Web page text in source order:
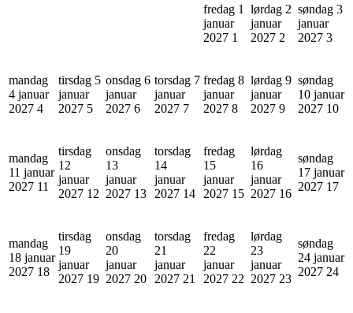
fredag 1
januar
2027 1
lørdag 2
januar
2027 2
søndag 3
januar
2027 3
mandag
4 januar
2027 4
tirsdag 5
januar
2027 5
onsdag 6
januar
2027 6
torsdag 7
januar
2027 7
fredag 8
januar
2027 8
lørdag 9
januar
2027 9
søndag
10 januar
2027 10
mandag
11 januar
2027 11
tirsdag
12
januar
2027 12
onsdag
13
januar
2027 13
torsdag
14
januar
2027 14
fredag
15
januar
2027 15
lørdag
16
januar
2027 16
søndag
17 januar
2027 17
mandag
18 januar
2027 18
tirsdag
19
januar
2027 19
onsdag
20
januar
2027 20
torsdag
21
januar
2027 21
fredag
22
januar
2027 22
lørdag
23
januar
2027 23
søndag
24 januar
2027 24